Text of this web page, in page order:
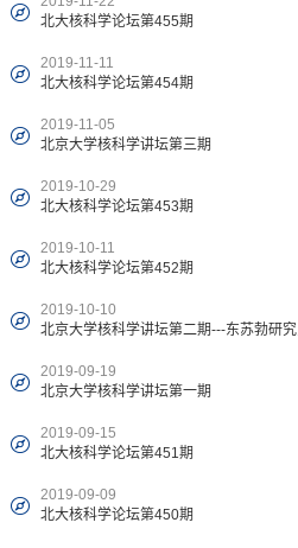
北大核科学论坛第455期
2019-11-11
北大核科学论坛第454期
2019-11-05
北京大学核科学讲坛第三期
2019-10-29
北大核科学论坛第453期
2019-10-11
北大核科学论坛第452期
2019-10-10
北京大学核科学讲坛第二期---东苏勃研
2019-09-19
北京大学核科学讲坛第一期
2019-09-15
北大核科学论坛第451期
2019-09-09
北大核科学论坛第450期